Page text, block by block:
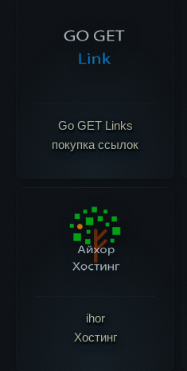
Go GET Links
покупка ссылок
ihor
Хостинг